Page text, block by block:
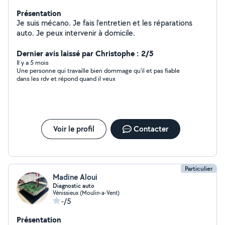
Présentation
Je suis mécano. Je fais l'entretien et les réparations
auto. Je peux intervenir à domicile.
Dernier avis laissé par Christophe : 2/5
Il y a 5 mois
Une personne qui travaille bien dommage qu’il et pas fiable
dans les rdv et répond quand il veux
Voir le profil Contacter
Particulier
Madine Aloui
Diagnostic auto
Vénissieux (Moulin-a-Vent)
-/5
Présentation